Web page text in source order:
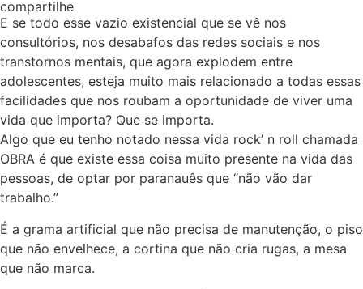
compartilhe
E se todo esse vazio existencial que se vê nos
consultórios, nos desabafos das redes sociais e nos
transtornos mentais, que agora explodem entre
adolescentes, esteja muito mais relacionado a todas essas
facilidades que nos roubam a oportunidade de viver uma
vida que importa? Que se importa.
Algo que eu tenho notado nessa vida rock’ n roll chamada
OBRA é que existe essa coisa muito presente na vida das
pessoas, de optar por paranauês que “não vão dar
trabalho.”
É a grama artificial que não precisa de manutenção, o piso
que não envelhece, a cortina que não cria rugas, a mesa
que não marca.